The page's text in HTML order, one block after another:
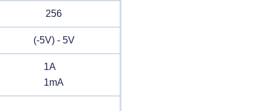
256
(-5V) - 5V
1A
1mA